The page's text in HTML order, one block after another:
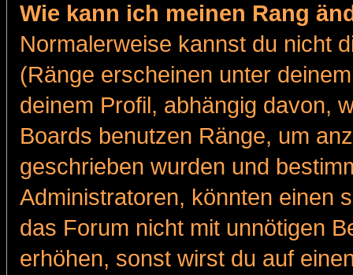
Wie kann ich meinen Rang
Normalerweise kannst du nicht
(Ränge erscheinen unter
deinem Profil, abhängig davon,
Boards benutzen Ränge, um
geschrieben wurden und
Administratoren, könnten einen
das Forum nicht mit unnötigen
erhöhen, sonst wirst du auf